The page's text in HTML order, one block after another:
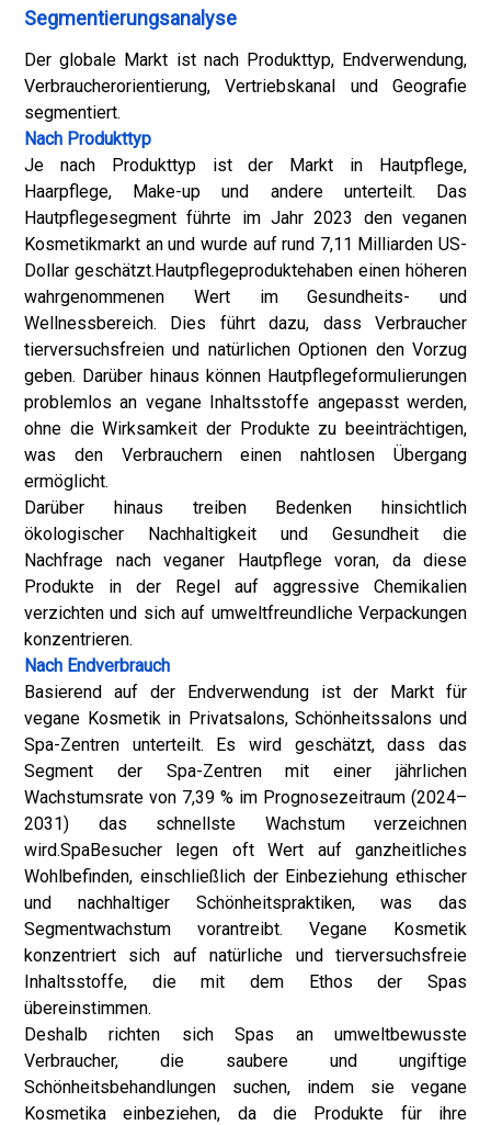
Segmentierungsanalyse
Der globale Markt ist nach Produkttyp, Endverwendung,
Verbraucherorientierung, Vertriebskanal und Geografie
segmentiert.
Nach Produkttyp
Je nach Produkttyp ist der Markt in Hautpflege,
Haarpflege, Make-up und andere unterteilt. Das
Hautpflegesegment führte im Jahr 2023 den veganen
Kosmetikmarkt an und wurde auf rund 7,11 Milliarden US-
Dollar geschätzt.Hautpflegeproduktehaben einen höheren
wahrgenommenen Wert im Gesundheits- und
Wellnessbereich. Dies führt dazu, dass Verbraucher
tierversuchsfreien und natürlichen Optionen den Vorzug
geben. Darüber hinaus können Hautpflegeformulierungen
problemlos an vegane Inhaltsstoffe angepasst werden,
ohne die Wirksamkeit der Produkte zu beeinträchtigen,
was den Verbrauchern einen nahtlosen Übergang
ermöglicht.
Darüber hinaus treiben Bedenken hinsichtlich
ökologischer Nachhaltigkeit und Gesundheit die
Nachfrage nach veganer Hautpflege voran, da diese
Produkte in der Regel auf aggressive Chemikalien
verzichten und sich auf umweltfreundliche Verpackungen
konzentrieren.
Nach Endverbrauch
Basierend auf der Endverwendung ist der Markt für
vegane Kosmetik in Privatsalons, Schönheitssalons und
Spa-Zentren unterteilt. Es wird geschätzt, dass das
Segment der Spa-Zentren mit einer jährlichen
Wachstumsrate von 7,39 % im Prognosezeitraum (2024–
2031) das schnellste Wachstum verzeichnen
wird.SpaBesucher legen oft Wert auf ganzheitliches
Wohlbefinden, einschließlich der Einbeziehung ethischer
und nachhaltiger Schönheitspraktiken, was das
Segmentwachstum vorantreibt. Vegane Kosmetik
konzentriert sich auf natürliche und tierversuchsfreie
Inhaltsstoffe, die mit dem Ethos der Spas
übereinstimmen.
Deshalb richten sich Spas an umweltbewusste
Verbraucher, die saubere und ungiftige
Schönheitsbehandlungen suchen, indem sie vegane
Kosmetika einbeziehen, da die Produkte für ihre